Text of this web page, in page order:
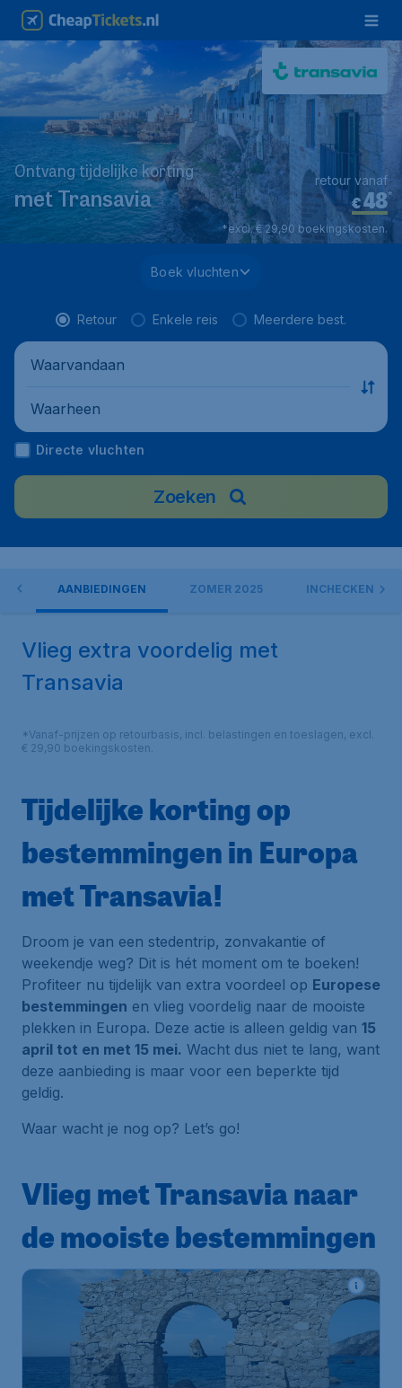
Ontvang tijdelijke korting
met Transavia €48*
retour vanaf
*excl. € 29,90 boekingskosten.
Boek vluchten
Retour Enkele reis Meerdere best.
Waarvandaan
Waarheen
Directe vluchten
Zoeken
AANBIEDINGEN ZOMER 2025 INCHECKEN
Vlieg extra voordelig met
Transavia
*Vanaf-prijzen op retourbasis, incl. belastingen en toeslagen, excl.
€ 29,90 boekingskosten.
Tijdelijke korting op
bestemmingen in Europa
met Transavia!
Droom je van een stedentrip, zonvakantie of
weekendje weg? Dit is hét moment om te boeken!
Profiteer nu tijdelijk van extra voordeel op Europese
bestemmingen en vlieg voordelig naar de mooiste
plekken in Europa. Deze actie is alleen geldig van 15
april tot en met 15 mei. Wacht dus niet te lang, want
deze aanbieding is maar voor een beperkte tijd
geldig.
Waar wacht je nog op? Let’s go!
Vlieg met Transavia naar
de mooiste bestemmingen